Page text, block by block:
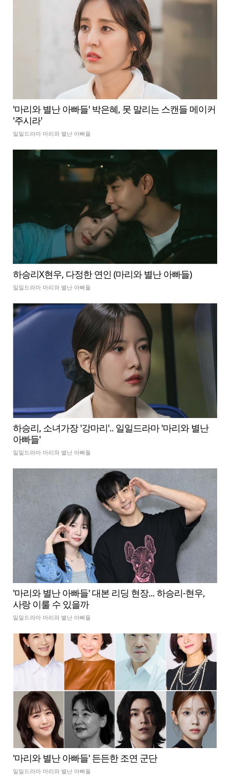
'마리와 별난 아빠들' 박은혜, 못 말리는 스캔들 메이커
'주시라'
일일드라마 마리와 별난 아빠들
하승리X현우, 다정한 연인 (마리와 별난 아빠들)
일일드라마 마리와 별난 아빠들
하승리, 소녀가장 '강마리'.. 일일드라마 '마리와 별난
아빠들'
일일드라마 마리와 별난 아빠들
'마리와 별난 아빠들' 대본 리딩 현장... 하승리-현우,
사랑 이룰 수 있을까
일일드라마 마리와 별난 아빠들
'마리와 별난 아빠들' 든든한 조연 군단
일일드라마 마리와 별난 아빠들